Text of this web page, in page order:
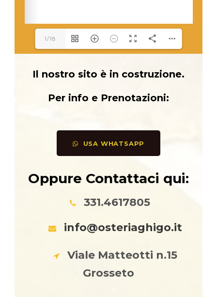
1/18
Il nostro sito è in costruzione.
Per info e Prenotazioni:
USA WHATSAPP
Oppure Contattaci qui:
331.4617805
info@osteriaghigo.it
Viale Matteotti n.15
Grosseto